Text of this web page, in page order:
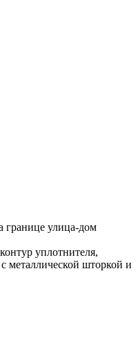
границе улица-дом
уплотнителя,
металлической шторкой и